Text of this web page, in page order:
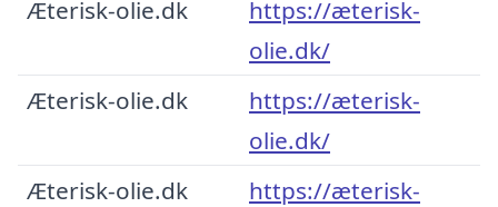
Æterisk-olie.dk
https://æterisk-
olie.dk/
Æterisk-olie.dk
https://æterisk-
olie.dk/
Æterisk-olie.dk
https://æterisk-